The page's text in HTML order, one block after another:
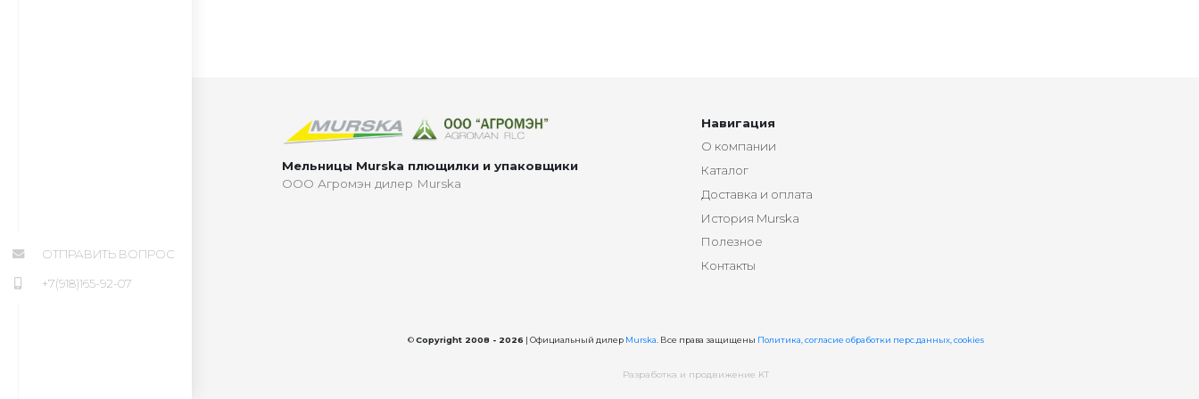
ОТПРАВИТЬ ВОПРОС
+7(918)165-92-07
Мельницы Murska плющилки и упаковщики
ООО Агромэн дилер Murska
Навигация
О компании
Каталог
Доставка и оплата
История Murska
Полезное
Контакты
©Copyright 2008 - 2026 | Официальный дилер Murska . Все права защищены Политика, согласие обработки перс.данных, cookies
Разработка и продвижение KT